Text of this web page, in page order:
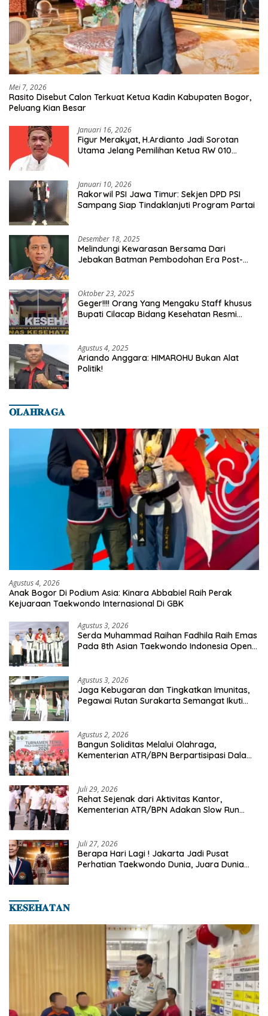
Mei 7, 2026
Rasito Disebut Calon Terkuat Ketua Kadin Kabupaten Bogor,
Peluang Kian Besar
Januari 16, 2026
Figur Merakyat, H.Ardianto Jadi Sorotan
Utama Jelang Pemilihan Ketua RW 010
Januari 10, 2026
Rakorwil PSI Jawa Timur: Sekjen DPD PSI
Sampang Siap Tindaklanjuti Program Partai
Desember 18, 2025
Melindungi Kewarasan Bersama Dari
Jebakan Batman Pembodohan Era Post-
Oktober 23, 2025
Geger!!!! Orang Yang Mengaku Staff khusus
Bupati Cilacap Bidang Kesehatan Resmi
Agustus 4, 2025
Ariando Anggara: HIMAROHU Bukan Alat
Politik!
𝐎𝐋𝐀𝐇𝐑𝐀𝐆𝐀
Agustus 4, 2026
Anak Bogor Di Podium Asia: Kinara Abbabiel Raih Perak
Kejuaraan Taekwondo Internasional Di GBK
Agustus 3, 2026
Serda Muhammad Raihan Fadhila Raih Emas
Pada 8th Asian Taekwondo Indonesia Open
Agustus 3, 2026
Jaga Kebugaran dan Tingkatkan Imunitas,
Pegawai Rutan Surakarta Semangat Ikuti
Agustus 2, 2026
Bangun Soliditas Melalui Olahraga,
Kementerian ATR/BPN Berpartisipasi Dalam
Juli 29, 2026
Rehat Sejenak dari Aktivitas Kantor,
Kementerian ATR/BPN Adakan Slow Run
Juli 27, 2026
Berapa Hari Lagi ! Jakarta Jadi Pusat
Perhatian Taekwondo Dunia, Juara Dunia
𝐊𝐄𝐒𝐄𝐇𝐀𝐓𝐀𝐍